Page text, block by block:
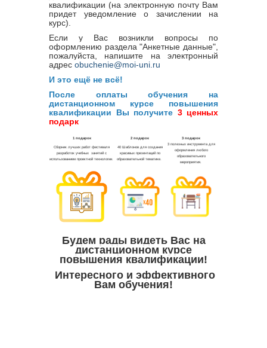
квалификации (на электронную почту Вам
придет уведомление о зачислении на
курс).
Если у Вас возникли вопросы по
оформлению раздела "Анкетные данные",
пожалуйста, напишите на электронный
адрес obuchenie@moi-uni.ru
И это ещё не всё!
После оплаты обучения на
дистанционном курсе повышения
квалификации Вы получите 3 ценных
подарк
Будем рады видеть Вас на
дистанционном курсе
повышения квалификации!
Интересного и эффективного
Вам обучения!